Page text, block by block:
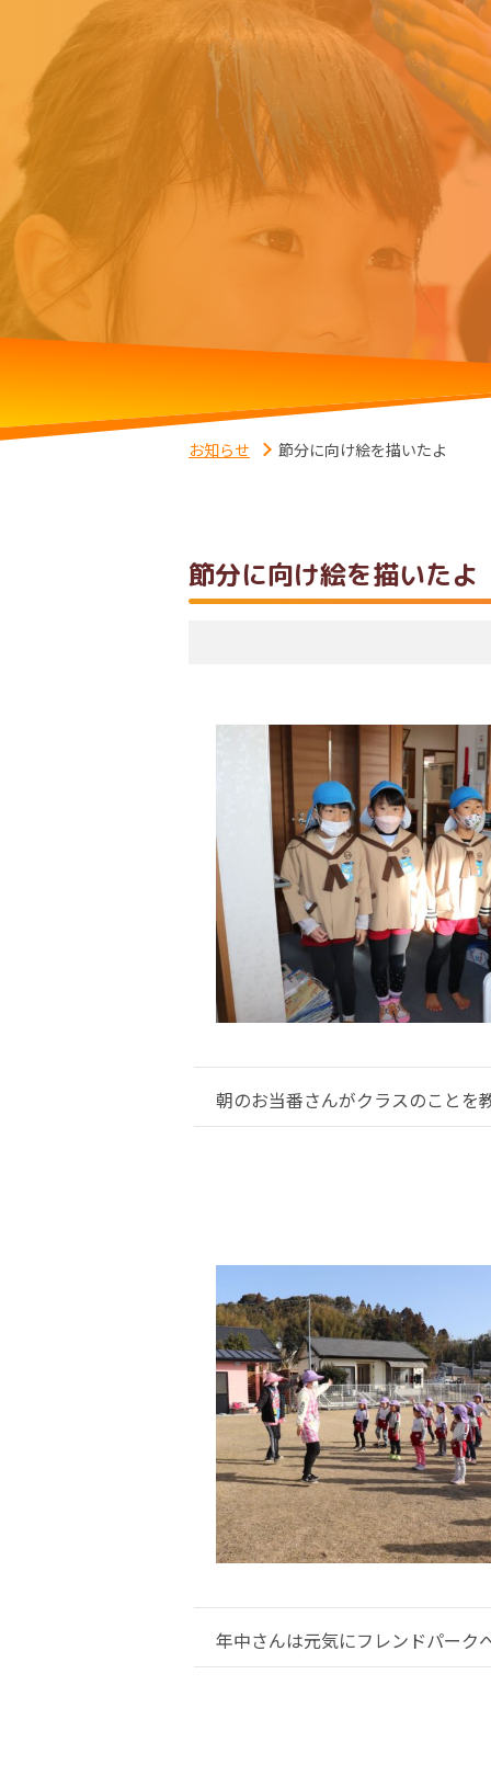
お知らせ 節分に向け絵を描いたよ
節分に向け絵を描いたよ
朝のお当番さんがクラスのことを
年中さんは元気にフレンドパーク